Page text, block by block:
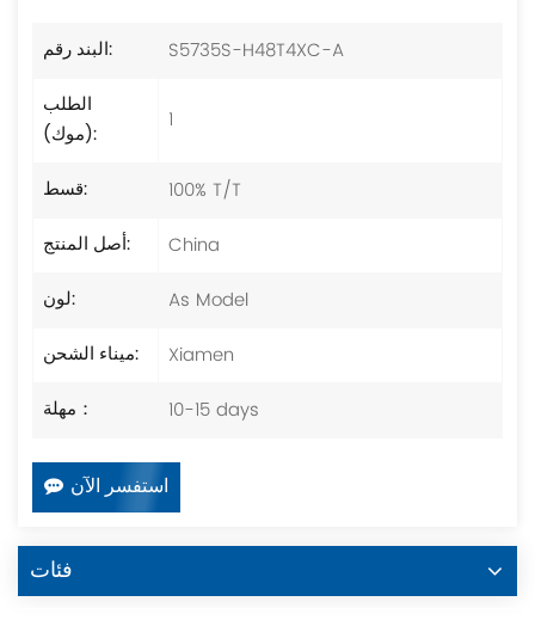
البند رقم:
S5735S-H48T4XC-A
الطلب
(موك):
1
قسط:
100% T/T
أصل المنتج:
China
لون:
As Model
ميناء الشحن:
Xiamen
مهلة：
10-15 days
استفسر الآن
فئات